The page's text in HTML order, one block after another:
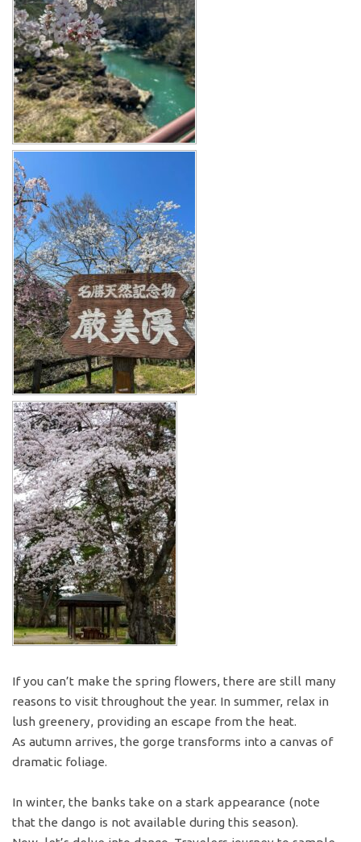
If you can’t make the spring flowers, there are still many
reasons to visit throughout the year. In summer, relax in
lush greenery, providing an escape from the heat.
As autumn arrives, the gorge transforms into a canvas of
dramatic foliage.
In winter, the banks take on a stark appearance (note
that the dango is not available during this season).